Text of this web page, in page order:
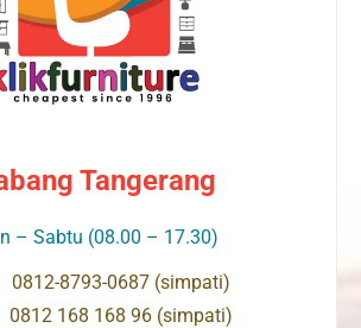
Tangerang
– Sabtu (08.00 – 17.30)
0812-8793-0687 (simpati)
0812 168 168 96 (simpati)